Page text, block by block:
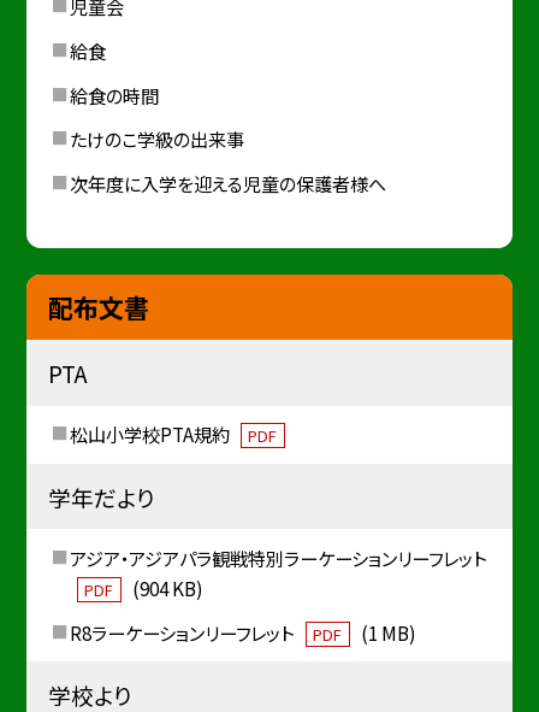
児童会
給食
給食の時間
たけのこ学級の出来事
次年度に入学を迎える児童の保護者様へ
配布文書
PTA
松山小学校PTA規約 PDF
学年だより
アジア・アジアパラ観戦特別ラーケーションリーフレット
PDF
(904 KB)
R8ラーケーションリーフレット
PDF (1 MB)
学校より